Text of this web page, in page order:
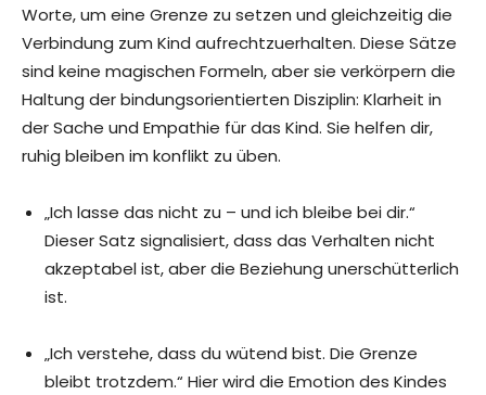
Worte, um eine Grenze zu setzen und gleichzeitig die
Verbindung zum Kind aufrechtzuerhalten. Diese Sätze
sind keine magischen Formeln, aber sie verkörpern die
Haltung der bindungsorientierten Disziplin: Klarheit in
der Sache und Empathie für das Kind. Sie helfen dir,
ruhig bleiben im konflikt zu üben.
„Ich lasse das nicht zu – und ich bleibe bei dir.“
Dieser Satz signalisiert, dass das Verhalten nicht
akzeptabel ist, aber die Beziehung unerschütterlich
ist.
„Ich verstehe, dass du wütend bist. Die Grenze
bleibt trotzdem.“ Hier wird die Emotion des Kindes